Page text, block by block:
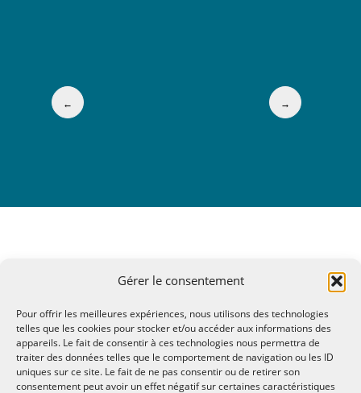
Gérer le consentement
Pour offrir les meilleures expériences, nous utilisons des technologies
telles que les cookies pour stocker et/ou accéder aux informations des
appareils. Le fait de consentir à ces technologies nous permettra de
traiter des données telles que le comportement de navigation ou les ID
uniques sur ce site. Le fait de ne pas consentir ou de retirer son
consentement peut avoir un effet négatif sur certaines caractéristiques
← →